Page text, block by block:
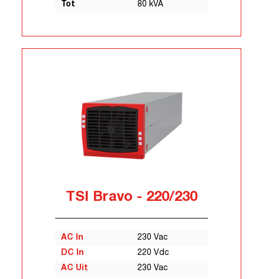
Tot
80 kVA
TSI Bravo - 220/230
AC In
230 Vac
DC In
220 Vdc
AC Uit
230 Vac